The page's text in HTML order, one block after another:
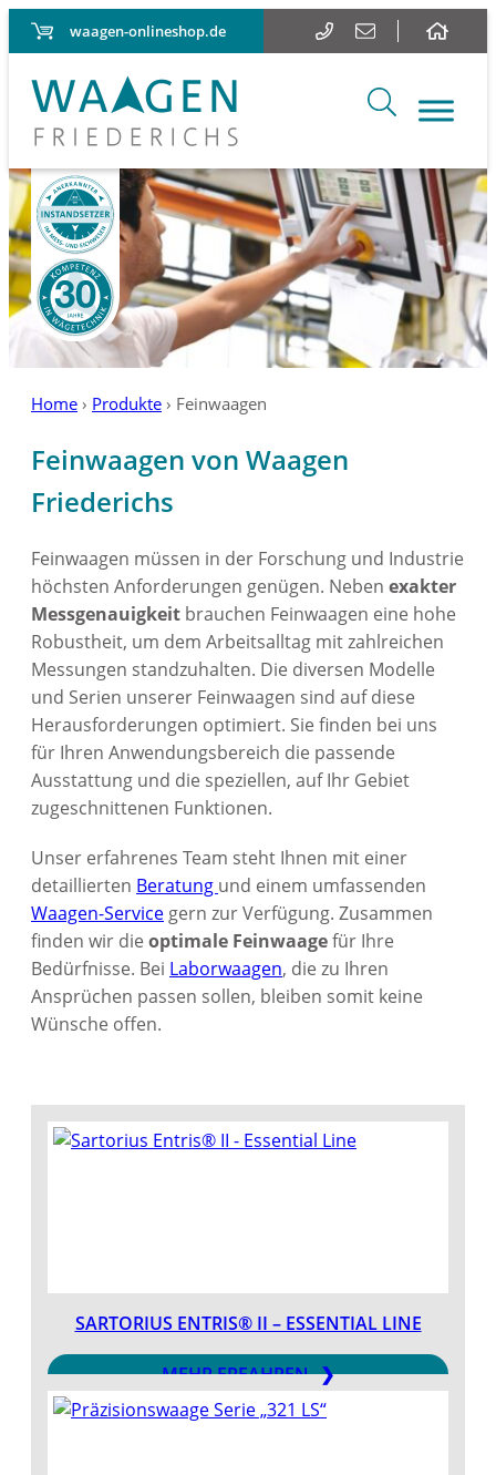
waagen-onlineshop.de
Home › Produkte › Feinwaagen
Feinwaagen von Waagen
Friederichs
Feinwaagen müssen in der Forschung und Industrie
höchsten Anforderungen genügen. Neben exakter
Messgenauigkeit brauchen Feinwaagen eine hohe
Robustheit, um dem Arbeitsalltag mit zahlreichen
Messungen standzuhalten. Die diversen Modelle
und Serien unserer Feinwaagen sind auf diese
Herausforderungen optimiert. Sie finden bei uns
für Ihren Anwendungsbereich die passende
Ausstattung und die speziellen, auf Ihr Gebiet
zugeschnittenen Funktionen.
Unser erfahrenes Team steht Ihnen mit einer
detaillierten Beratung und einem umfassenden
Waagen-Service gern zur Verfügung. Zusammen
finden wir die optimale Feinwaagefür Ihre
Bedürfnisse. Bei Laborwaagen, die zu Ihren
Ansprüchen passen sollen, bleiben somit keine
Wünsche offen.
SARTORIUS ENTRIS® II – ESSENTIAL LINE
MEHR ERFAHREN